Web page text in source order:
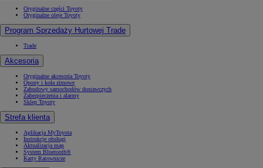
Oryginalne części Toyoty
Oryginalne oleje Toyoty
Program Sprzedaży Hurtowej Trade
Trade
Akcesoria
Oryginalne akcesoria Toyoty
Opony i koła zimowe
Zabudowy samochodów dostawczych
Zabezpieczenia i alarmy
Sklep Toyoty
Strefa klienta
Aplikacja MyToyota
Instrukcje obsługi
Aktualizacja map
System Bluetooth®
Karty Ratownicze